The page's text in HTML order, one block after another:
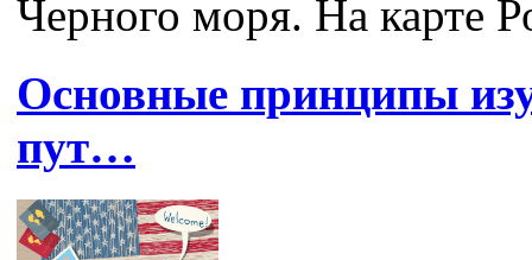
Черного моря. На карте
Основные принципы
пут…